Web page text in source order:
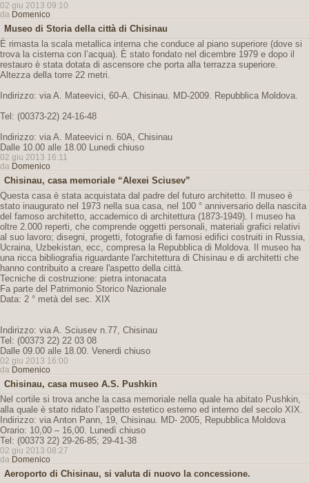
02 giu 2013 09:10
da Domenico
Museo di Storia della città di Chisinau
È rimasta la scala metallica interna che conduce al piano superiore (dove si
trova la cisterna con l’acqua). È stato fondato nel dicembre 1979 e dopo il
restauro è stata dotata di ascensore che porta alla terrazza superiore.
Altezza della torre 22 metri.
Indirizzo: via A. Mateevici, 60-A. Chisinau. MD-2009. Repubblica Moldova.
Tel: (00373-22) 24-16-48
Indirizzo: via A. Mateevici n. 60A, Chisinau
Dalle 10.00 alle 18.00 Lunedi chiuso
02 giu 2013 16:11
da Domenico
Chisinau, casa memoriale “Alexei Sciusev”
Questa casa è stata acquistata dal padre del futuro architetto. Il museo è
stato inaugurato nel 1973 nella sua casa, nel 100 ° anniversario della nascita
del famoso architetto, accademico di architettura (1873-1949). I museo ha
oltre 2.000 reperti, che comprende oggetti personali, materiali grafici relativi
al suo lavoro; disegni, progetti, fotografie di famosi edifici costruiti in Russia,
Ucraina, Uzbekistan, ecc, compresa la Repubblica di Moldova. Il museo ha
una ricca bibliografia riguardante l'architettura di Chisinau e di architetti che
hanno contribuito a creare l'aspetto della città.
Tecniche di costruzione: pietra intonacata
Fa parte del Patrimonio Storico Nazionale
Data: 2 ° metà del sec. XIX
Indirizzo: via A. Sciusev n.77, Chisinau
Tel: (00373 22) 22 03 08
Dalle 09.00 alle 18.00. Venerdi chiuso
02 giu 2013 16:00
da Domenico
Chisinau, casa museo A.S. Pushkin
Nel cortile si trova anche la casa memoriale nella quale ha abitato Pushkin,
alla quale è stato ridato l’aspetto estetico esterno ed interno del secolo XIX.
Indirizzo: via Anton Pann, 19, Chisinau. MD- 2005, Repubblica Moldova
Orario: 10,00 – 16,00. Lunedì chiuso
Tel: (00373 22) 29-26-85; 29-41-38
02 giu 2013 08:27
da Domenico
Aeroporto di Chisinau, si valuta di nuovo la concessione.